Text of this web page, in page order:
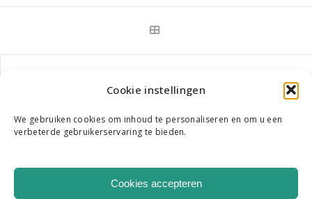
Cookie instellingen
We gebruiken cookies om inhoud te personaliseren en om u een
verbeterde gebruikerservaring te bieden.
Cookies accepteren
WIE WE ZIJN ONS TEAM